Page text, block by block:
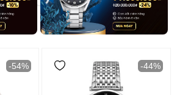
-54% -44%